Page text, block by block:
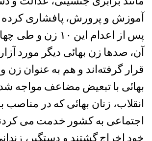
آموزش و پرورش، پافشاری
پس از اعدام این ١٠
آن، صدها زن بهائی دیگر مورد
قرار گرفته‌اند و هم به عنوان زن
بهائی با تبعیض مضاعف مواجه
انقلاب، زنان بهائی که در
اجتماعی به کشور خدمت می